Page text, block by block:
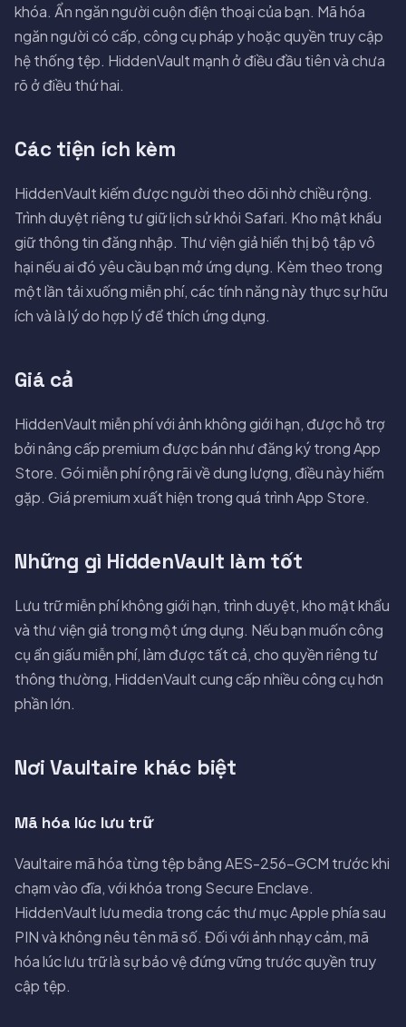
khóa. Ẩn ngăn người cuộn điện thoại của bạn. Mã hóa
ngăn người có cấp, công cụ pháp y hoặc quyền truy cập
hệ thống tệp. HiddenVault mạnh ở điều đầu tiên và chưa
rõ ở điều thứ hai.
Các tiện ích kèm
HiddenVault kiếm được người theo dõi nhờ chiều rộng.
Trình duyệt riêng tư giữ lịch sử khỏi Safari. Kho mật khẩu
giữ thông tin đăng nhập. Thư viện giả hiển thị bộ tập vô
hại nếu ai đó yêu cầu bạn mở ứng dụng. Kèm theo trong
một lần tải xuống miễn phí, các tính năng này thực sự hữu
ích và là lý do hợp lý để thích ứng dụng.
Giá cả
HiddenVault miễn phí với ảnh không giới hạn, được hỗ trợ
bởi nâng cấp premium được bán như đăng ký trong App
Store. Gói miễn phí rộng rãi về dung lượng, điều này hiếm
gặp. Giá premium xuất hiện trong quá trình App Store.
Những gì HiddenVault làm tốt
Lưu trữ miễn phí không giới hạn, trình duyệt, kho mật khẩu
và thư viện giả trong một ứng dụng. Nếu bạn muốn công
cụ ẩn giấu miễn phí, làm được tất cả, cho quyền riêng tư
thông thường, HiddenVault cung cấp nhiều công cụ hơn
phần lớn.
Nơi Vaultaire khác biệt
Mã hóa lúc lưu trữ
Vaultaire mã hóa từng tệp bằng AES-256-GCM trước khi
chạm vào đĩa, với khóa trong Secure Enclave.
HiddenVault lưu media trong các thư mục Apple phía sau
PIN và không nêu tên mã số. Đối với ảnh nhạy cảm, mã
hóa lúc lưu trữ là sự bảo vệ đứng vững trước quyền truy
cập tệp.